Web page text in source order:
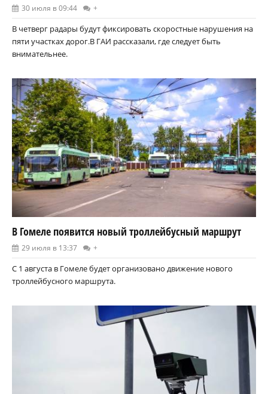
30 июля в 09:44 +
В четверг радары будут фиксировать скоростные нарушения на
пяти участках дорог.В ГАИ рассказали, где следует быть
внимательнее.
В Гомеле появится новый троллейбусный маршрут
29 июля в 13:37 +
С 1 августа в Гомеле будет организовано движение нового
троллейбусного маршрута.